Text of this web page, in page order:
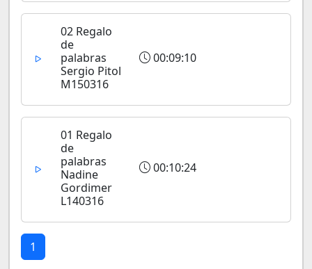
02 Regalo
de
palabras
Sergio Pitol
M150316
00:09:10
01 Regalo
de
palabras
Nadine
Gordimer
L140316
00:10:24
1